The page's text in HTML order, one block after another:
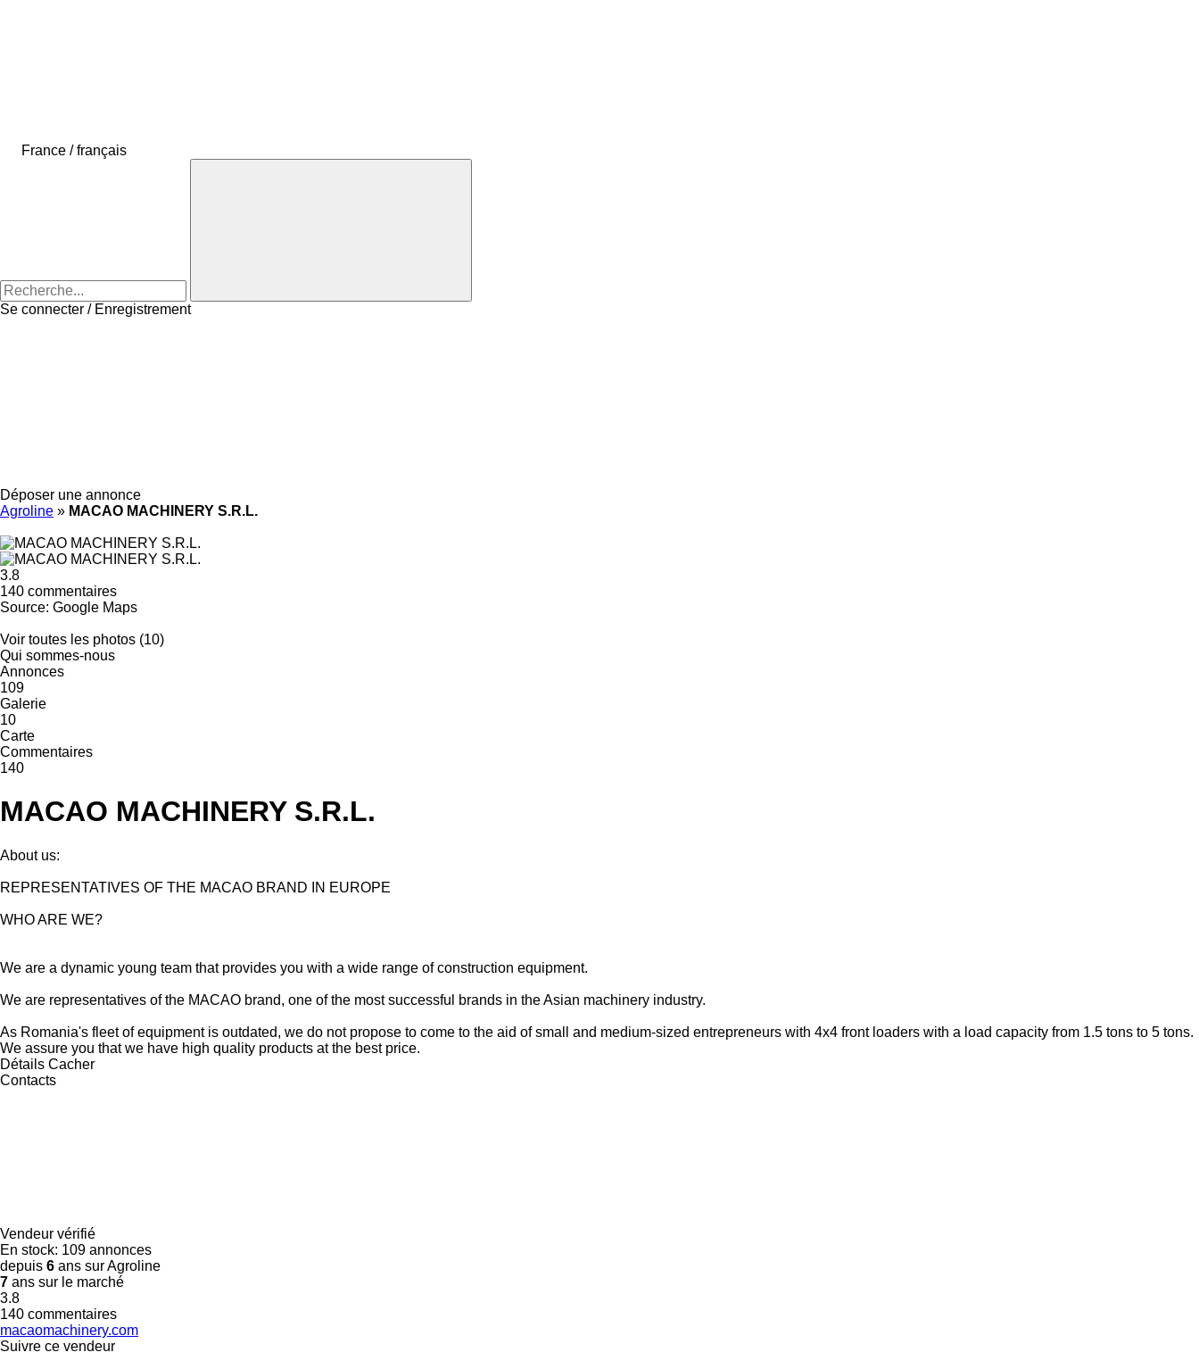
France / français
Se connecter / Enregistrement
Déposer une annonce
Agroline » MACAO MACHINERY S.R.L.
3.8
140 commentaires
Source: Google Maps
Voir toutes les photos (10)
Qui sommes-nous
Annonces
109
Galerie
10
Carte
Commentaires
140
MACAO MACHINERY S.R.L.
About us:
REPRESENTATIVES OF THE MACAO BRAND IN EUROPE
WHO ARE WE?
We are a dynamic young team that provides you with a wide range of construction equipment.
We are representatives of the MACAO brand, one of the most successful brands in the Asian machinery industry.
As Romania's fleet of equipment is outdated, we do not propose to come to the aid of small and medium-sized entrepreneurs with 4x4 front loaders with a load capacity from 1.5 tons to 5 tons.
We assure you that we have high quality products at the best price.
Détails Cacher
Contacts
Vendeur vérifié
En stock: 109 annonces
depuis 6 ans sur Agroline
7 ans sur le marché
3.8
140 commentaires
macaomachinery.com
Suivre ce vendeur